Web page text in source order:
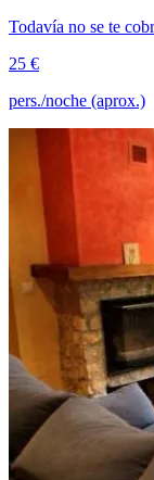
Todavía no se te
25 €
pers./noche (aprox.)